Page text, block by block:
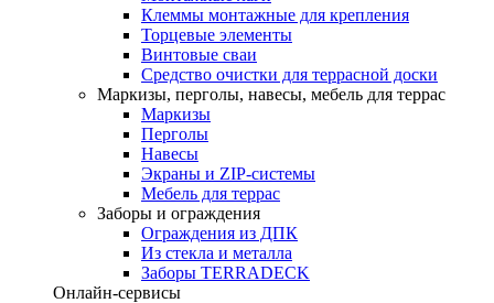
Клеммы монтажные для крепления
Торцевые элементы
Винтовые сваи
Средство очистки для террасной доски
Маркизы, перголы, навесы, мебель для террас
Маркизы
Перголы
Навесы
Экраны и ZIP-системы
Мебель для террас
Заборы и ограждения
Ограждения из ДПК
Из стекла и металла
Заборы TERRADECK
Онлайн-сервисы